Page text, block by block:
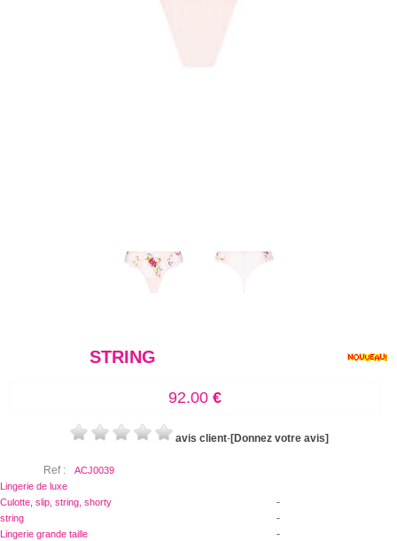
STRING
92.00€
avis client-[Donnez votre avis]
Ref :
ACJ0039
Lingerie de luxe
-
Culotte, slip, string, shorty
-
string
-
Lingerie grande taille